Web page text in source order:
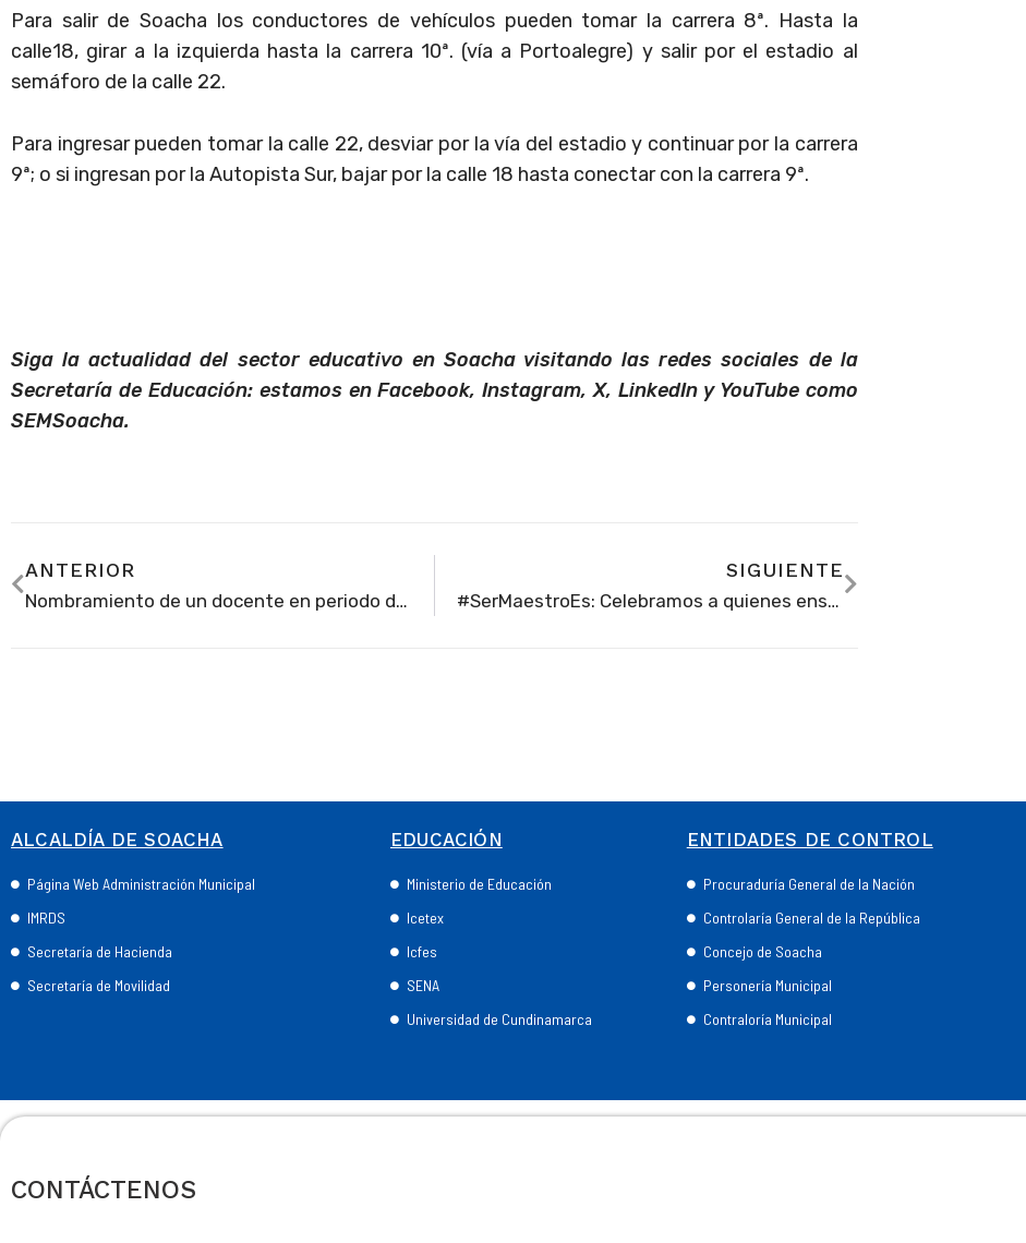
Para salir de Soacha los conductores de vehículos pueden tomar la carrera 8ª. Hasta la
calle18, girar a la izquierda hasta la carrera 10ª. (vía a Portoalegre) y salir por el estadio al
semáforo de la calle 22.
Para ingresar pueden tomar la calle 22, desviar por la vía del estadio y continuar por la carrera
9ª; o si ingresan por la Autopista Sur, bajar por la calle 18 hasta conectar con la carrera 9ª.
Siga la actualidad del sector educativo en Soacha visitando las redes sociales de la
Secretaría de Educación: estamos en Facebook, Instagram, X, LinkedIn y YouTube como
SEMSoacha.
ANTERIOR
Nombramiento de un docente en periodo de prueba
SIGUIENTE
#SerMaestroEs: Celebramos a quienes enseñan con el corazón en su día
ALCALDÍA DE SOACHA
Página Web Administración Municipal
IMRDS
Secretaría de Hacienda
Secretaría de Movilidad
EDUCACIÓN
Ministerio de Educación
Icetex
Icfes
SENA
Universidad de Cundinamarca
ENTIDADES DE CONTROL
Procuraduría General de la Nación
Controlaría General de la República
Concejo de Soacha
Personería Municipal
Contraloría Municipal
CONTÁCTENOS